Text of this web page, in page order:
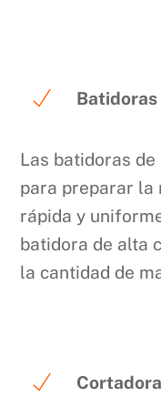
Batidoras
Las batidoras
para preparar la
rápida y
batidora de alta
la cantidad de